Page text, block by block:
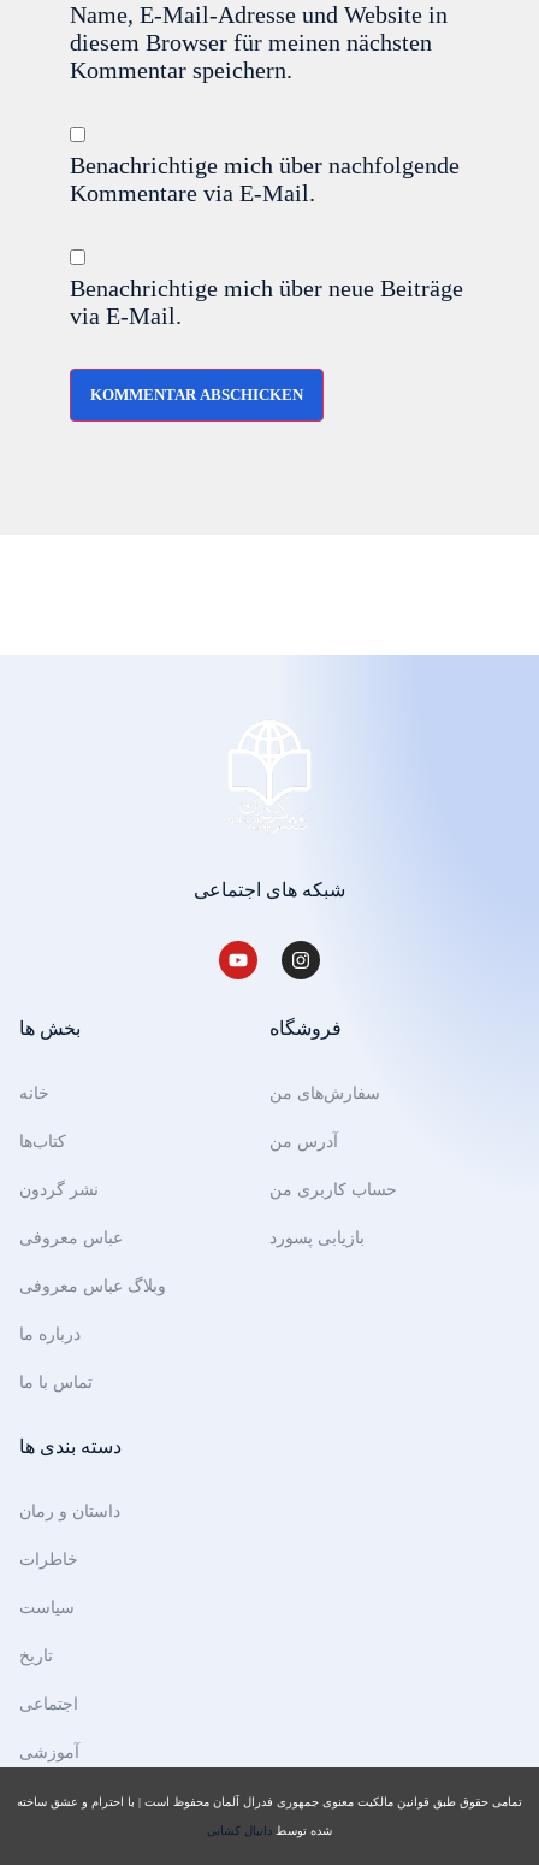
Name, E-Mail-Adresse und Website in
diesem Browser für meinen nächsten
Kommentar speichern.
Benachrichtige mich über nachfolgende
Kommentare via E-Mail.
Benachrichtige mich über neue Beiträge
via E-Mail.
شبکه های اجتماعی
بخش ها
خانه
کتاب‌ها
نشر گردون
عباس معروفی
وبلاگ عباس معروفی
درباره ما
تماس با ما
فروشگاه
سفارش‌های من
آدرس من
حساب کاربری من
بازیابی پسورد
دسته بندی ها
داستان و رمان
خاطرات
سیاست
تاریخ
اجتماعی
آموزشی
تمامی حقوق طبق قوانین مالکیت معنوی جمهوری فدرال آلمان محفوظ است | با احترام و عشق ساخته
شده توسط دانیال کشانی